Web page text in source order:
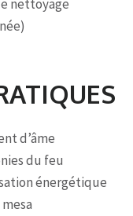
nettoyage
d’âme
du feu
énergétique